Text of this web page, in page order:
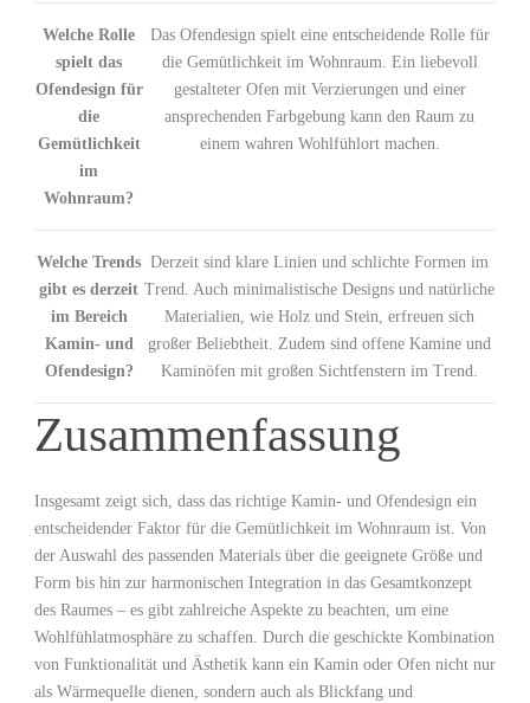
Welche Rolle
spielt das
Ofendesign für
die
Gemütlichkeit
im
Wohnraum?
Das Ofendesign spielt eine entscheidende Rolle für
die Gemütlichkeit im Wohnraum. Ein liebevoll
gestalteter Ofen mit Verzierungen und einer
ansprechenden Farbgebung kann den Raum zu
einem wahren Wohlfühlort machen.
Welche Trends
gibt es derzeit
im Bereich
Kamin- und
Ofendesign?
Derzeit sind klare Linien und schlichte Formen im
Trend. Auch minimalistische Designs und natürliche
Materialien, wie Holz und Stein, erfreuen sich
großer Beliebtheit. Zudem sind offene Kamine und
Kaminöfen mit großen Sichtfenstern im Trend.
Zusammenfassung
Insgesamt zeigt sich, dass das richtige Kamin- und Ofendesign ein
entscheidender Faktor für die Gemütlichkeit im Wohnraum ist. Von
der Auswahl des passenden Materials über die geeignete Größe und
Form bis hin zur harmonischen Integration in das Gesamtkonzept
des Raumes – es gibt zahlreiche Aspekte zu beachten, um eine
Wohlfühlatmosphäre zu schaffen. Durch die geschickte Kombination
von Funktionalität und Ästhetik kann ein Kamin oder Ofen nicht nur
als Wärmequelle dienen, sondern auch als Blickfang und